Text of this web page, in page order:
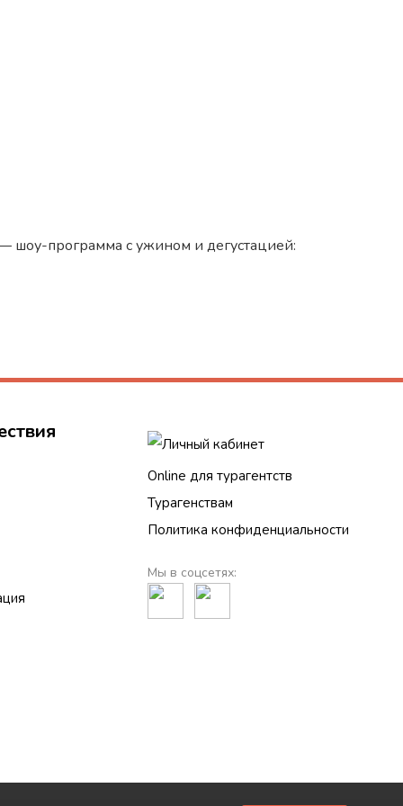
шоу-программа с ужином и дегустацией:
Личный кабинет
Online для турагентств
Турагенствам
Политика конфиденциальности
Мы в соцсетях: